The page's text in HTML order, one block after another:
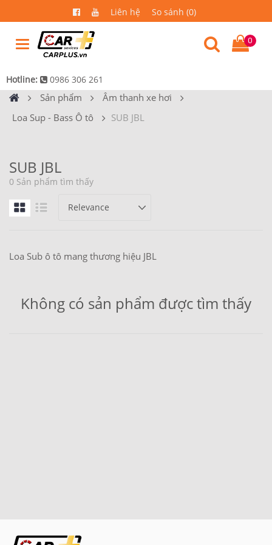
Liên hệ So sánh (0)
0
Hotline: 0986 306 261
Sản phẩm
Âm thanh xe hơi
Loa Sup - Bass Ô tô
SUB JBL
SUB JBL
0 Sản phẩm tìm thấy
Loa Sub ô tô mang thương hiệu JBL
Không có sản phẩm được tìm thấy